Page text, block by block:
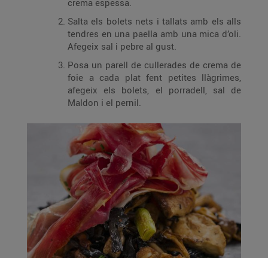
crema espessa.
Salta els bolets nets i tallats amb els alls
tendres en una paella amb una mica d’oli.
Afegeix sal i pebre al gust.
Posa un parell de cullerades de crema de
foie a cada plat fent petites llàgrimes,
afegeix els bolets, el porradell, sal de
Maldon i el pernil.